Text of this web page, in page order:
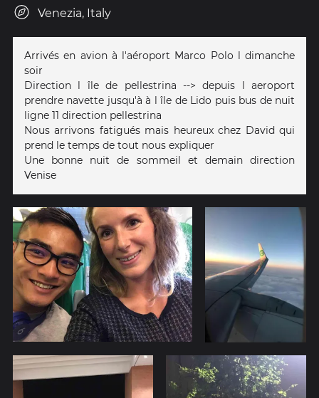
Venezia, Italy
Arrivés en avion à l'aéroport Marco Polo l dimanche
soir
Direction l île de pellestrina --> depuis l aeroport
prendre navette jusqu'à à l île de Lido puis bus de nuit
ligne 11 direction pellestrina
Nous arrivons fatigués mais heureux chez David qui
prend le temps de tout nous expliquer
Une bonne nuit de sommeil et demain direction
Venise